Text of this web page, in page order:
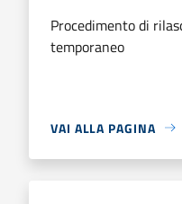
Procedimento di
temporaneo
VAI ALLA PAGINA